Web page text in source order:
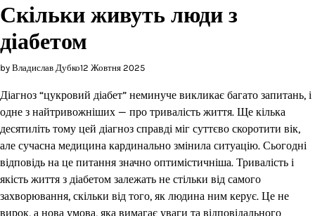
Скільки живуть люди з
діабетом
by Владислав Дубко12 Жовтня 2025
Діагноз “цукровий діабет” неминуче викликає багато запитань, і
одне з найтривожніших — про тривалість життя. Ще кілька
десятиліть тому цей діагноз справді міг суттєво скоротити вік,
але сучасна медицина кардинально змінила ситуацію. Сьогодні
відповідь на це питання значно оптимістичніша. Тривалість і
якість життя з діабетом залежать не стільки від самого
захворювання, скільки від того, як людина ним керує. Це не
вирок, а нова умова, яка вимагає уваги та відповідального